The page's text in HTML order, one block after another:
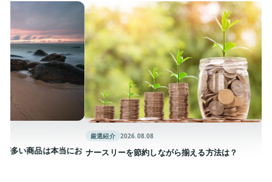
品は本当にお
2026.08.08
ナースリーを節約しながら揃える方法は？